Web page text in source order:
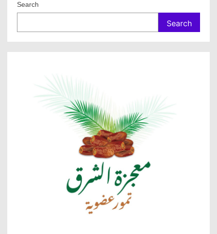
Search
Search